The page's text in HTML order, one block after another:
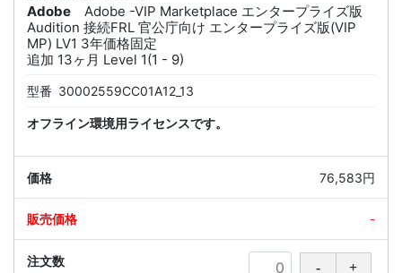
Adobe
Adobe -VIP Marketplace エンタープライズ版
Audition 接続FRL 官公庁向け エンタープライズ版(VIP
MP) LV1 3年価格固定
追加 13ヶ月 Level 1(1 - 9)
型番 30002559CC01A12_13
オフライン環境用ライセンスです。
76,583円
-